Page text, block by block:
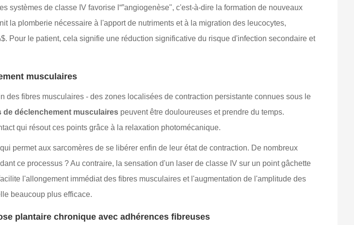
systèmes de classe IV favorise l“”angiogenèse", c'est-à-dire la formation de nouveaux
la plomberie nécessaire à l'apport de nutriments et à la migration des leucocytes,
Pour le patient, cela signifie une réduction significative du risque d'infection secondaire et
musculaires
des fibres musculaires - des zones localisées de contraction persistante connues sous le
de déclenchement musculaires peuvent être douloureuses et prendre du temps.
qui résout ces points grâce à la relaxation photomécanique.
permet aux sarcomères de se libérer enfin de leur état de contraction. De nombreux
ce processus ? Au contraire, la sensation d'un laser de classe IV sur un point gâchette
l'allongement immédiat des fibres musculaires et l'augmentation de l'amplitude des
beaucoup plus efficace.
plantaire chronique avec adhérences fibreuses